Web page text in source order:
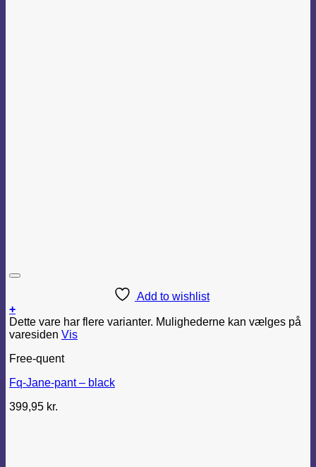
Add to wishlist
+
Dette vare har flere varianter. Mulighederne kan vælges på
varesiden Vis
Free-quent
Fq-Jane-pant – black
399,95 kr.